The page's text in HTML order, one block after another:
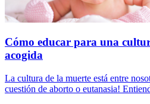
Cómo educar para una
acogida
La cultura de la muerte está entre
cuestión de aborto o eutanasia!